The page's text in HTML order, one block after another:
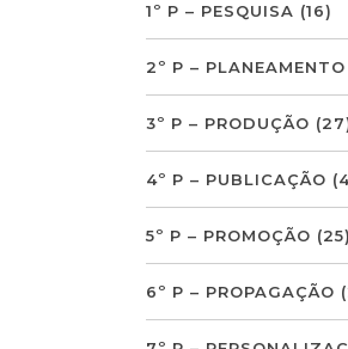
1º P – PESQUISA (16)
2º P – PLANEAMENTO
3º P – PRODUÇÃO
4º P – PUBLICAÇÃO
5º P – PROMOÇÃO (25)
6º P – PROPAGAÇÃO